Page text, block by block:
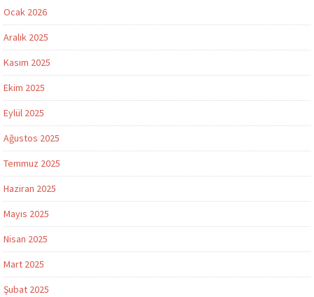
Ocak 2026
Aralık 2025
Kasım 2025
Ekim 2025
Eylül 2025
Ağustos 2025
Temmuz 2025
Haziran 2025
Mayıs 2025
Nisan 2025
Mart 2025
Şubat 2025